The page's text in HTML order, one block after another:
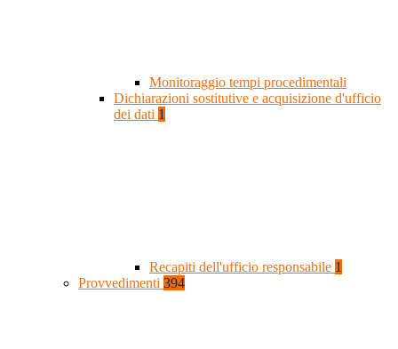
Monitoraggio tempi procedimentali
Dichiarazioni sostitutive e acquisizione d'ufficio
dei dati 1
Recapiti dell'ufficio responsabile 1
Provvedimenti 394